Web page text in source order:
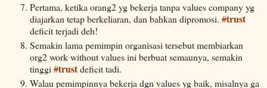
Pertama, ketika orang2 yg bekerja tanpa values company yg
diajarkan tetap berkeliaran, dan bahkan dipromosi. #trust
deficit terjadi deh!
Semakin lama pemimpin organisasi tersebut membiarkan
org2 work without values ini berbuat semaunya, semakin
tinggi#trustdeficit tadi.
Walau pemimpinnya bekerja dgn values yg baik, misalnya ga